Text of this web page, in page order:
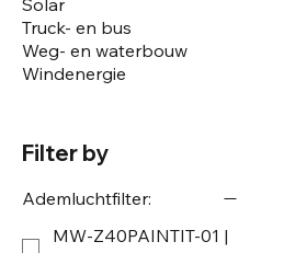
Truck- en bus
Weg- en waterbouw
Windenergie
Filter by
Ademluchtfilter:
MW-Z40PAINTIT-01 |